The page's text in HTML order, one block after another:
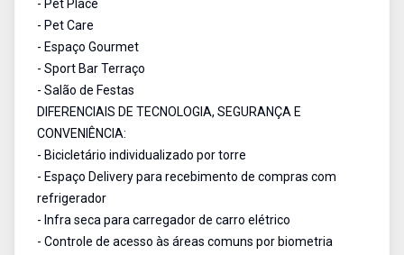
- Pet Place
- Pet Care
- Espaço Gourmet
- Sport Bar Terraço
- Salão de Festas
DIFERENCIAIS DE TECNOLOGIA, SEGURANÇA E
CONVENIÊNCIA:
- Bicicletário individualizado por torre
- Espaço Delivery para recebimento de compras com
refrigerador
- Infra seca para carregador de carro elétrico
- Controle de acesso às áreas comuns por biometria